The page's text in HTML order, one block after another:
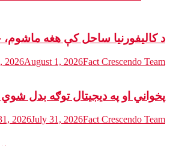
د کالیفورنیا ساحل کې هغه
2026August 1, 2026Fact Crescendo Team
پخواني او په دیجیتال توګه بدل
2026July 31, 2026Fact Crescendo Team